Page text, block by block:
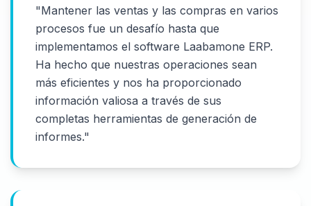
"Mantener las ventas y las compras en varios
procesos fue un desafío hasta que
implementamos el software Laabamone ERP.
Ha hecho que nuestras operaciones sean
más eficientes y nos ha proporcionado
información valiosa a través de sus
completas herramientas de generación de
informes."